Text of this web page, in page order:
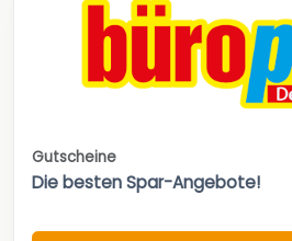
Gutscheine
Die besten Spar-Angebote!